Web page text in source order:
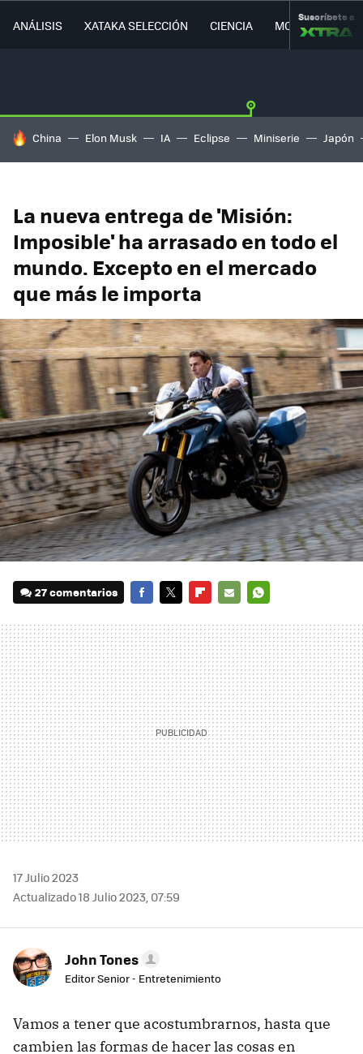
ANÁLISIS XATAKA SELECCIÓN CIENCIA MOVILIDAD
Suscríbete a
HOY SE HABLA DE
China Elon Musk IA Eclipse Miniserie Japón
La nueva entrega de 'Misión:
Imposible' ha arrasado en todo el
mundo. Excepto en el mercado
que más le importa
27 comentarios
MAIL
17 Julio 2023
Actualizado 18 Julio 2023, 07:59
John Tones
Editor Senior - Entretenimiento
Vamos a tener que acostumbrarnos, hasta que
cambien las formas de hacer las cosas en